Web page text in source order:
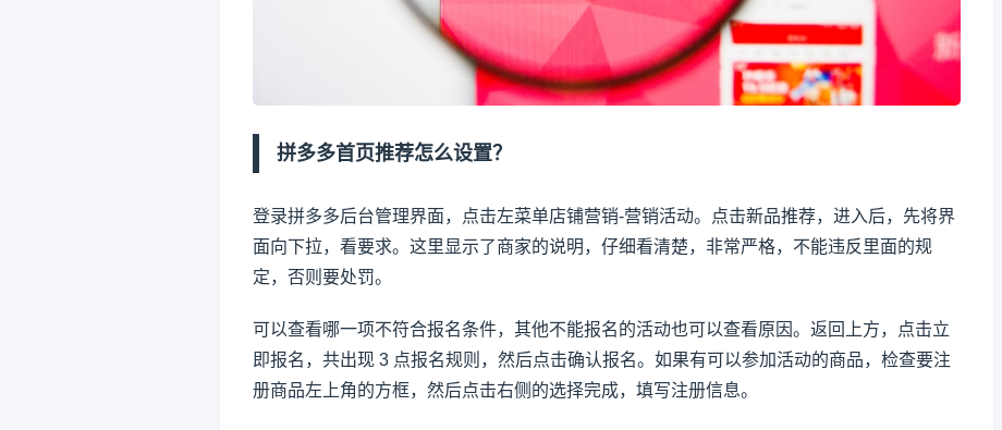
拼多多首页推荐怎么设置？
登录拼多多后台管理界面，点击左菜单店铺营销-营销活动。点击新品推荐，进入后，先将界
面向下拉，看要求。这里显示了商家的说明，仔细看清楚，非常严格，不能违反里面的规
定，否则要处罚。
可以查看哪一项不符合报名条件，其他不能报名的活动也可以查看原因。返回上方，点击立
即报名，共出现 3 点报名规则，然后点击确认报名。如果有可以参加活动的商品，检查要注
册商品左上角的方框，然后点击右侧的选择完成，填写注册信息。